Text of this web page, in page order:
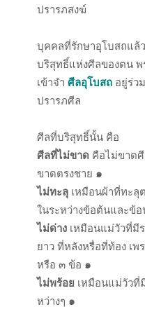
ปรารภสงฆ์
บุคคลที่รักษาอุโบสถแล้ว
บริสุทธิ์แห่งศีลของตน พ
เข้าจำศีลอุโบสถ อยู่ร่ว
ปรารภศีล
ศีลที่บริสุทธิ์นั้น คือ
ศีลที่ไม่ขาด คือไม่ขาด
ขาดตรงชาย ๑
ไม่ทะลุ เหมือนผ้าที่ทะลุ
ในระหว่างข้อต้นและข้อ
ไม่ด่าง เหมือนแม่วัวที่มี
ยาว ที่หลังหรื่อที่ท้อง เ
หรือ ๓ ข้อ ๑
ไม่พร้อย เหมือนแม่วัวที่
หว่างๆ ๑